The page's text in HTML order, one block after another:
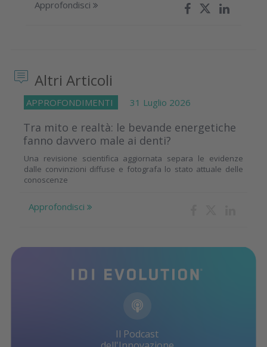
Approfondisci
Altri Articoli
APPROFONDIMENTI 31 Luglio 2026
Tra mito e realtà: le bevande energetiche
fanno davvero male ai denti?
Una revisione scientifica aggiornata separa le evidenze
dalle convinzioni diffuse e fotografa lo stato attuale delle
conoscenze
Approfondisci
Il Podcast